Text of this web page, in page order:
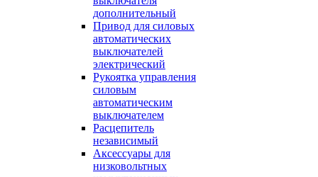
дополнительный
Привод для силовых
автоматических
выключателей
электрический
Рукоятка управления
силовым
автоматическим
выключателем
Расцепитель
независимый
Аксессуары для
низковольтных